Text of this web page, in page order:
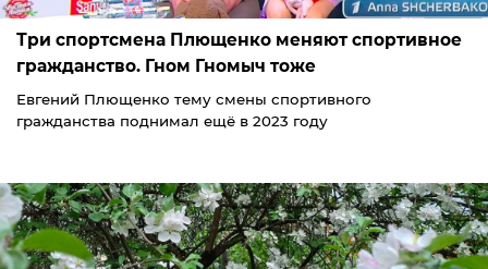
Три спортсмена Плющенко меняют спортивное
гражданство. Гном Гномыч тоже
Евгений Плющенко тему смены спортивного
гражданства поднимал ещё в 2023 году